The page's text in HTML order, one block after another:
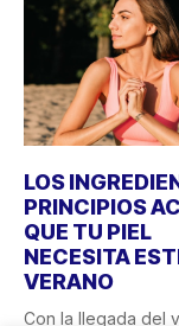
LOS
PRINCIPIOS
QUE TU PIEL
NECESITA
VERANO
Con la llegada del